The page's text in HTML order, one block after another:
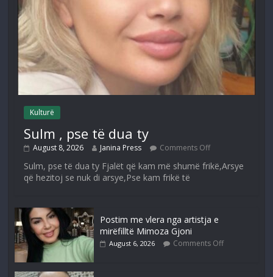
Kulturë
Sulm , pse të dua ty
August 8, 2026 Janina Press Comments Off
Sulm, pse të dua ty Fjalët që kam më shumë frikë,Arsye
që hezitoj se nuk di arsye,Pse kam frikë të
Postim me vlera nga artistja e
mirëfilltë Mimoza Gjoni
August 6, 2026 Comments Off